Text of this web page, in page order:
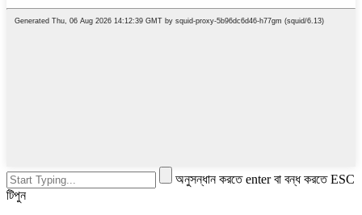
অনুসন্ধান করতে enter বা বন্ধ করতে ESC
টিপুন